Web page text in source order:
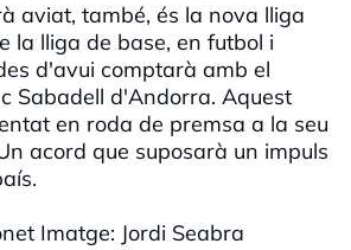
aviat, també, és la nova lliga
la lliga de base, en futbol i
d'avui comptarà amb el
Sabadell d'Andorra. Aquest
en roda de premsa a la seu
acord que suposarà un impuls
Imatge: Jordi Seabra